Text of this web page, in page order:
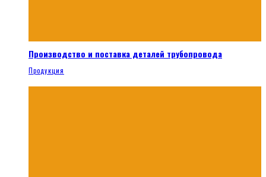
Производство и поставка деталей трубопровода
Продукция